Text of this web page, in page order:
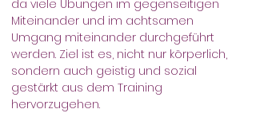
da viele Übungen im gegenseitigen
Miteinander und im achtsamen
Umgang miteinander durchgeführt
werden. Ziel ist es, nicht nur körperlich,
sondern auch geistig und sozial
gestärkt aus dem Training
hervorzugehen.